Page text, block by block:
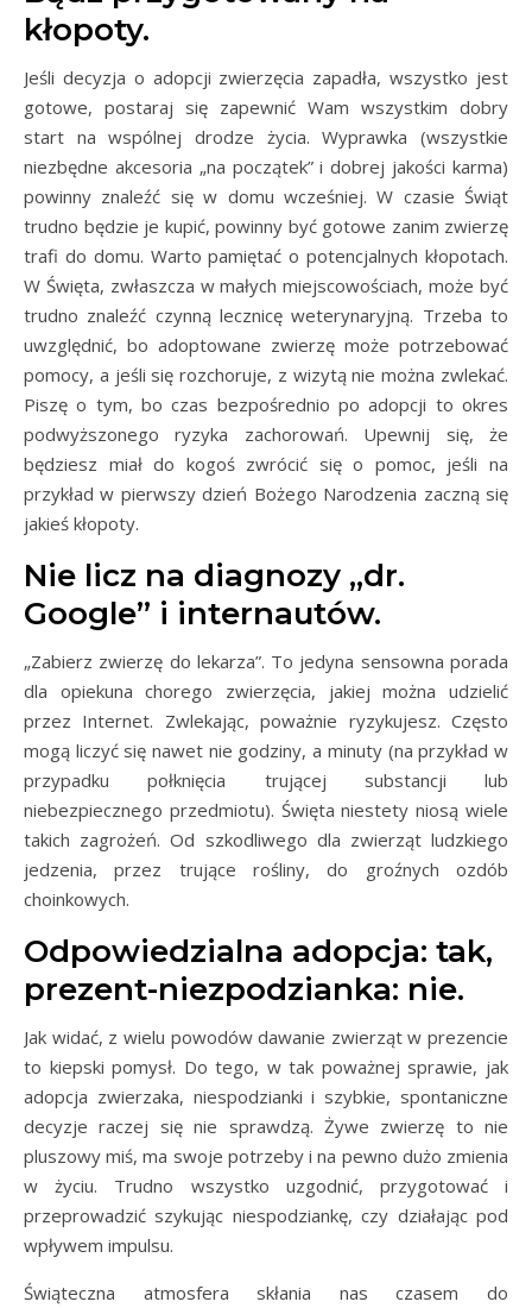
kłopoty.
Jeśli decyzja o adopcji zwierzęcia zapadła, wszystko jest
gotowe, postaraj się zapewnić Wam wszystkim dobry
start na wspólnej drodze życia. Wyprawka (wszystkie
niezbędne akcesoria „na początek” i dobrej jakości karma)
powinny znaleźć się w domu wcześniej. W czasie Świąt
trudno będzie je kupić, powinny być gotowe zanim zwierzę
trafi do domu. Warto pamiętać o potencjalnych kłopotach.
W Święta, zwłaszcza w małych miejscowościach, może być
trudno znaleźć czynną lecznicę weterynaryjną. Trzeba to
uwzględnić, bo adoptowane zwierzę może potrzebować
pomocy, a jeśli się rozchoruje, z wizytą nie można zwlekać.
Piszę o tym, bo czas bezpośrednio po adopcji to okres
podwyższonego ryzyka zachorowań. Upewnij się, że
będziesz miał do kogoś zwrócić się o pomoc, jeśli na
przykład w pierwszy dzień Bożego Narodzenia zaczną się
jakieś kłopoty.
Nie licz na diagnozy „dr.
Google” i internautów.
„Zabierz zwierzę do lekarza”. To jedyna sensowna porada
dla opiekuna chorego zwierzęcia, jakiej można udzielić
przez Internet. Zwlekając, poważnie ryzykujesz. Często
mogą liczyć się nawet nie godziny, a minuty (na przykład w
przypadku połknięcia trującej substancji lub
niebezpiecznego przedmiotu). Święta niestety niosą wiele
takich zagrożeń. Od szkodliwego dla zwierząt ludzkiego
jedzenia, przez trujące rośliny, do groźnych ozdób
choinkowych.
Odpowiedzialna adopcja: tak,
prezent-niezpodzianka: nie.
Jak widać, z wielu powodów dawanie zwierząt w prezencie
to kiepski pomysł. Do tego, w tak poważnej sprawie, jak
adopcja zwierzaka, niespodzianki i szybkie, spontaniczne
decyzje raczej się nie sprawdzą. Żywe zwierzę to nie
pluszowy miś, ma swoje potrzeby i na pewno dużo zmienia
w życiu. Trudno wszystko uzgodnić, przygotować i
przeprowadzić szykując niespodziankę, czy działając pod
wpływem impulsu.
Świąteczna atmosfera skłania nas czasem do